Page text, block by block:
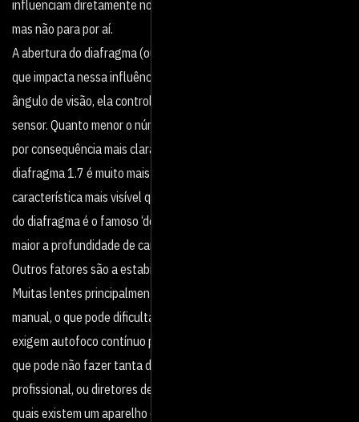
influenciam diretamente no tipo de imagem que será entregue,
mas não para por aí.
A abertura do diafragma (ou claridade) por exemplo, é outro fator
que impacta nessa influência. Porém, ao invés de modificar o
ângulo de visão, ela controla a quantidade de luz que atingirá o
sensor. Quanto menor o número do diafragma mais aberto ele é, e
por consequência mais clara lente é (por exemplo, uma lente de
diafragma 1.7 é muito mais clara do que uma lente 3.5). A
característica mais visível que é possível observar com a abertura
do diafragma é o famoso ‘desfoque’, quanto mais aberta a lente,
maior a profundidade de campo.
Outros fatores são a estabilização e foco eletrônico da lente.
Muitas lentes principalmente antigas possuem somente o foco
manual, o que pode dificultar um pouco a gravação de vídeos que
exigem autofoco contínuo para sua execução. Ao mesmo tempo
que pode não fazer tanta diferença para um fotógrafo
profissional, ou diretores de fotografia de cinema (locais nos
quais existem um aparelho específico para controlar o foco, o